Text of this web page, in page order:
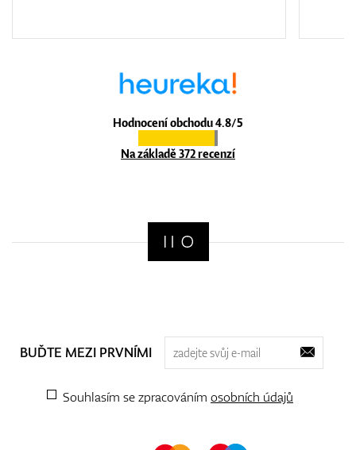
Hodnocení obchodu 4.8/5
Na základě 372 recenzí
BUĎTE MEZI PRVNÍMI
Souhlasím se zpracováním osobních údajů